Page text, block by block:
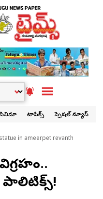
సినిమా టాపిక్స్ స్పెషల్ న్యూస్
in ameerpet revanth
పాలిటిక్స్!